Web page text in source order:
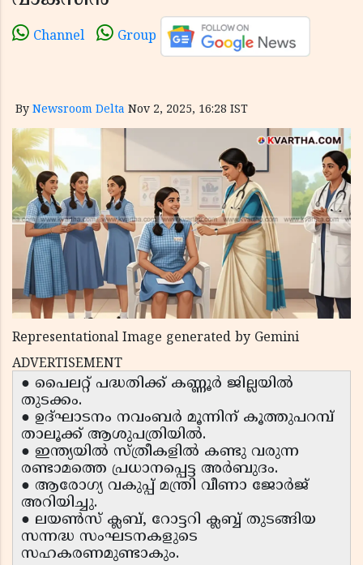
Channel Group
By Newsroom Delta Nov 2, 2025, 16:28 IST
Representational Image generated by Gemini
ADVERTISEMENT
● പൈലറ്റ് പദ്ധതിക്ക് കണ്ണൂർ ജില്ലയിൽ
തുടക്കം.
● ഉദ്ഘാടനം നവംബർ മൂന്നിന് കൂത്തുപറമ്പ്
താലൂക്ക് ആശുപത്രിയിൽ.
● ഇന്ത്യയിൽ സ്ത്രീകളിൽ കണ്ടു വരുന്ന
രണ്ടാമത്തെ പ്രധാനപ്പെട്ട അർബുദം.
● ആരോഗ്യ വകുപ്പ് മന്ത്രി വീണാ ജോർജ്
അറിയിച്ചു.
● ലയൺസ് ക്ലബ്, റോട്ടറി ക്ലബ്ബ് തുടങ്ങിയ
സന്നദ്ധ സംഘടനകളുടെ
സഹകരണമുണ്ടാകും.